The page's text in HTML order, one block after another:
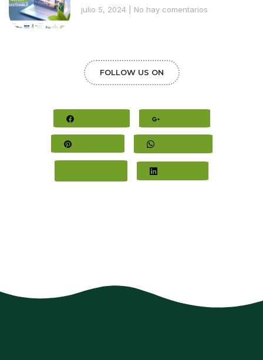
julio 5, 2024
No hay comentarios
FOLLOW US ON
Facebook Google+
Pinterest Whatsapp